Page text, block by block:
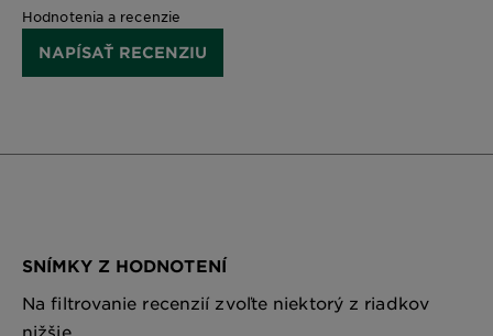
Hodnotenia a recenzie
NAPÍSAŤ RECENZIU
SNÍMKY Z HODNOTENÍ
Na filtrovanie recenzií zvoľte niektorý z riadkov
nižšie